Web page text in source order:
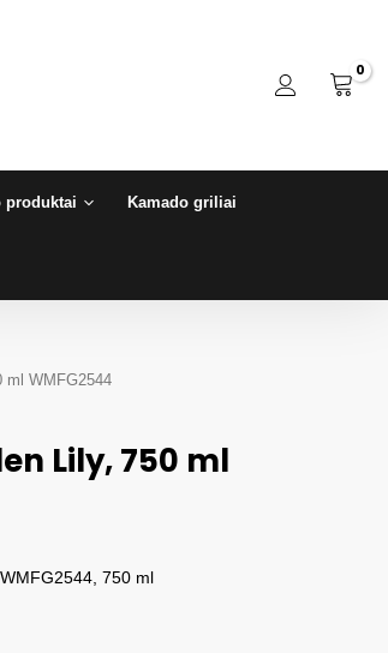
produktai Kamado griliai
ml WMFG2544
Lily, 750 ml
750 ml